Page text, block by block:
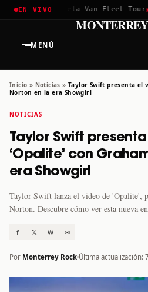
EN VIVO
2026 ✱Greta Van Fleet Tour✱
MENÚ
Inicio » Noticias » Taylor Swift presenta el
Norton en la era Showgirl
NOTICIAS
Taylor Swift
‘Opalite’ con
era Showgirl
Taylor Swift lanza el video de 'Opalite',
Norton. Descubre cómo ver esta nueva
f 𝕏 W ✉
Por Monterrey Rock Última actualización: